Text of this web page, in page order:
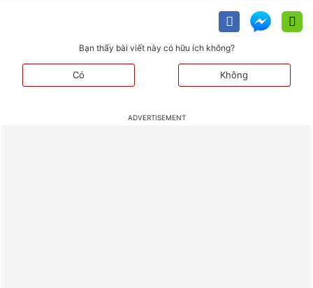
Bạn thấy bài viết này có hữu ích không?
Có Không